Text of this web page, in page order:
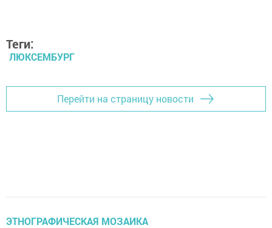
Теги:
ЛЮКСЕМБУРГ
Перейти на страницу новости
ЭТНОГРАФИЧЕСКАЯ МОЗАИКА